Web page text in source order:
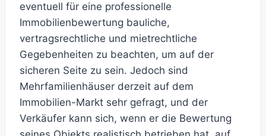
eventuell für eine professionelle
Immobilienbewertung bauliche,
vertragsrechtliche und mietrechtliche
Gegebenheiten zu beachten, um auf der
sicheren Seite zu sein. Jedoch sind
Mehrfamilienhäuser derzeit auf dem
Immobilien-Markt sehr gefragt, und der
Verkäufer kann sich, wenn er die Bewertung